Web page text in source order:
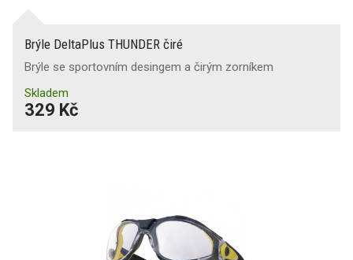
Brýle DeltaPlus THUNDER čiré
Brýle se sportovním desingem a čirým zorníkem
Skladem
329 Kč